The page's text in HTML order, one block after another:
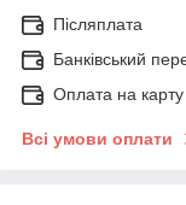
Післяплата
Банківський
Оплата на
Всі умови оплати